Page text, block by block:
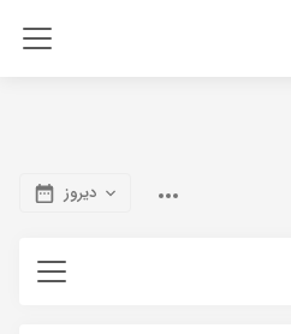
دیروز